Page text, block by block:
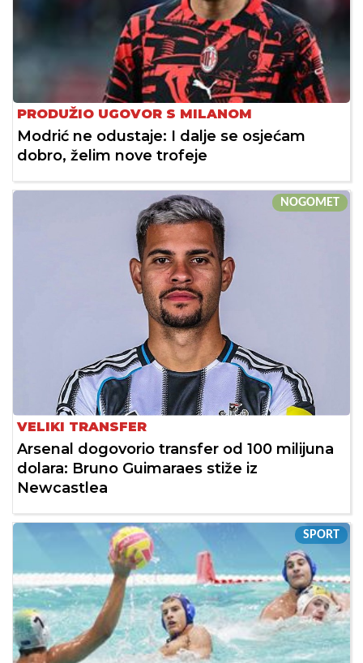
PRODUŽIO UGOVOR S MILANOM
Modrić ne odustaje: I dalje se osjećam
dobro, želim nove trofeje
NOGOMET
VELIKI TRANSFER
Arsenal dogovorio transfer od 100 milijuna
dolara: Bruno Guimaraes stiže iz
Newcastlea
SPORT